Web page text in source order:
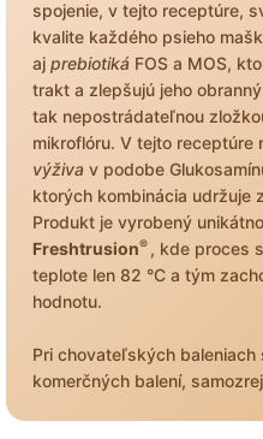
spojenie, v tejto receptúre,
kvalite každého psieho
aj prebiotiká FOS a MOS,
trakt a zlepšujú jeho
tak nepostrádateľnou
mikroflóru. V tejto receptúre
výživa v podobe
ktorých kombinácia udržuje
Produkt je vyrobený
Freshtrusion® , kde proces
teplote len 82 °C a tým
hodnotu.
Pri chovateľských
komerčných balení,